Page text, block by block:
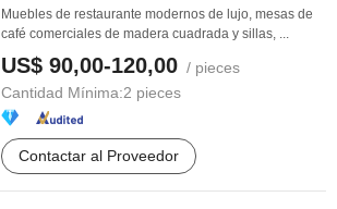
Muebles de restaurante modernos de lujo, mesas de
café comerciales de madera cuadrada y sillas, ...
US$ 90,00-120,00 / pieces
Cantidad Mínima:2 pieces
Contactar al Proveedor